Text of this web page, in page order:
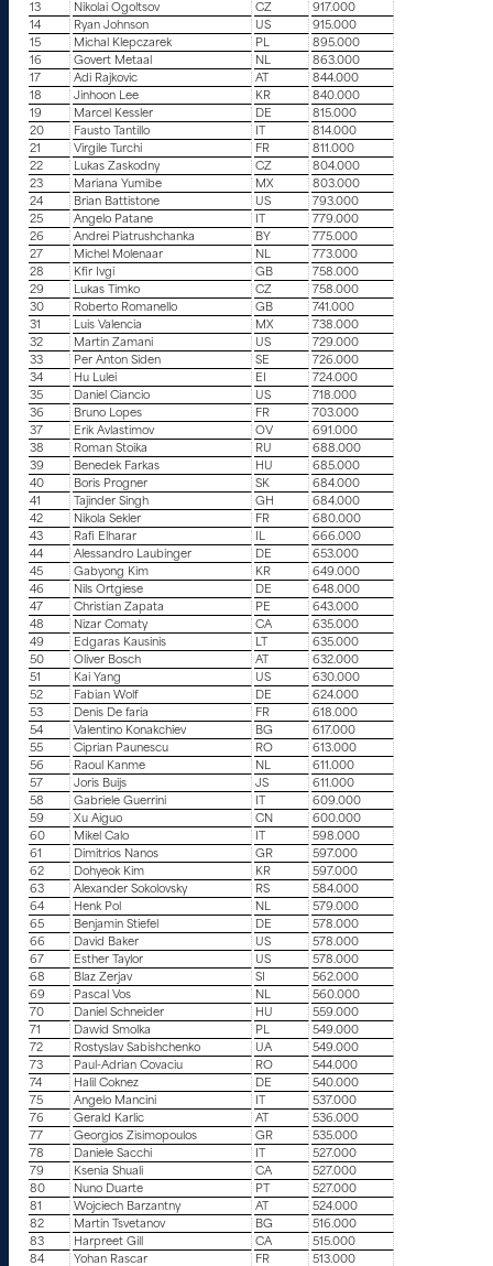
13
Nikolai Ogoltsov CZ
917.000
14
Ryan Johnson US
915.000
15
Michal Klepczarek PL
895.000
16
Govert Metaal NL
863.000
17
Adi Rajkovic AT
844.000
18
Jinhoon Lee KR
840.000
19
Marcel Kessler DE
815.000
20
Fausto Tantillo
814.000
21
Virgile Turchi FR
811.000
22
Lukas Zaskodny CZ
804.000
23
Mariana Yumibe MX
803.000
24
Brian Battistone US
793.000
25
Angelo Patane
779.000
26
Andrei Piatrushchanka BY
775.000
27
Michel Molenaar NL
773.000
28
Kfir Ivgi GB
758.000
29
Lukas Timko CZ
758.000
30
Roberto Romanello GB
741.000
31
Luis Valencia MX
738.000
32
Martin Zamani US
729.000
33
Per Anton Siden SE
726.000
34
Hu Lulei EI
724.000
35
Daniel Ciancio US
718.000
36
Bruno Lopes FR
703.000
37
Erik Avlastimov OV
691.000
38
Roman Stoika RU
688.000
39
Benedek Farkas HU
685.000
40
Boris Progner SK
684.000
41
Tajinder Singh GH
684.000
42
Nikola Sekler FR
680.000
43
Rafi Elharar IL
666.000
44
Alessandro Laubinger DE
653.000
45
Gabyong Kim KR
649.000
46
Nils Ortgiese DE
648.000
47
Christian Zapata PE
643.000
48
Nizar Comaty CA
635.000
49
Edgaras Kausinis LT
635.000
50
Oliver Bosch AT
632.000
51
Kai Yang US
630.000
52
Fabian Wolf DE
624.000
53
Denis De faria FR
618.000
54
Valentino Konakchiev BG
617.000
55
Ciprian Paunescu RO
613.000
56
Raoul Kanme NL
611.000
57
Joris Buijs JS
611.000
58
Gabriele Guerrini
609.000
59
Xu Aiguo CN
600.000
60
Mikel Calo
598.000
61
Dimitrios Nanos GR
597.000
62
Dohyeok Kim KR
597.000
63
Alexander Sokolovsky RS
584.000
64
Henk Pol NL
579.000
65
Benjamin Stiefel DE
578.000
66
David Baker US
578.000
67
Esther Taylor US
578.000
68
Blaz Zerjav SI
562.000
69
Pascal Vos NL
560.000
70
Daniel Schneider HU
559.000
71
Dawid Smolka PL
549.000
72
Rostyslav Sabishchenko UA
549.000
73
Paul-Adrian Covaciu RO
544.000
74
Halil Coknez DE
540.000
75
Angelo Mancini
537.000
76
Gerald Karlic AT
536.000
77
Georgios Zisimopoulos GR
535.000
78
Daniele Sacchi
527.000
79
Ksenia Shuali CA
527.000
80
Nuno Duarte PT
527.000
81
Wojciech Barzantny AT
524.000
82
Martin Tsvetanov BG
516.000
83
Harpreet Gill CA
515.000
84
Yohan Rascar FR 513.000